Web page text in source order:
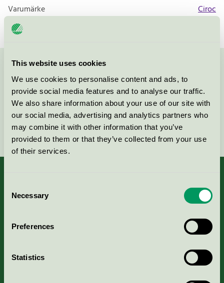
This website uses cookies
We use cookies to personalise content and ads, to
provide social media features and to analyse our traffic.
We also share information about your use of our site with
our social media, advertising and analytics partners who
may combine it with other information that you’ve
provided to them or that they’ve collected from your use
of their services.
Selection
Necessary
Preferences
Statistics
Varumärke
Ciroc
Kontakta oss på08-55 55 24 00eller via formuläret:
Fortsätt
Nordic Ecolabelling Portal